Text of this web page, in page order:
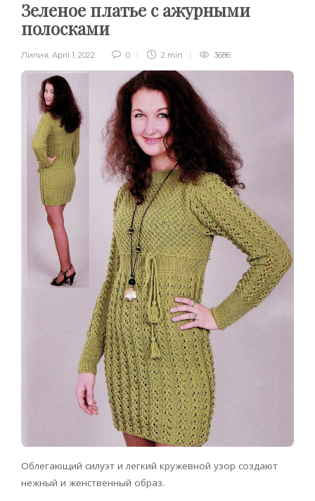
Зеленое платье с ажурными
полосками
Лилия, April 1, 2022 0 2 min 3686
Облегающий силуэт и легкий кружевной узор создают
нежный и женственный образ.